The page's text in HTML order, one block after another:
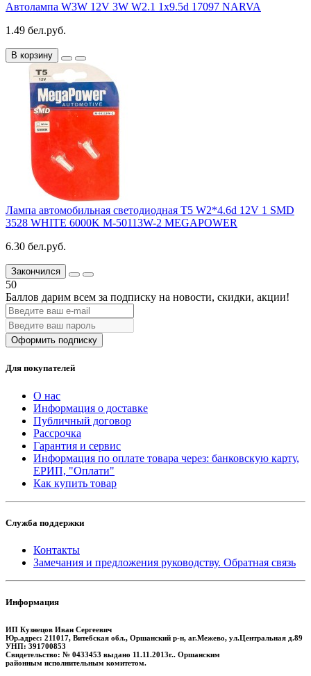
Автолампа W3W 12V 3W W2.1 1x9.5d 17097 NARVA
1.49 бел.руб.
В корзину
Лампа автомобильная светодиодная T5 W2*4.6d 12V 1 SMD
3528 WHITE 6000K M-50113W-2 MEGAPOWER
6.30 бел.руб.
Закончился
50
Баллов дарим всем за подписку на новости, скидки, акции!
Оформить подписку
Для покупателей
О нас
Информация о доставке
Публичный договор
Рассрочка
Гарантия и сервис
Информация по оплате товара через: банковскую карту,
ЕРИП, "Оплати"
Как купить товар
Служба поддержки
Контакты
Замечания и предложения руководству. Обратная связь
Информация
ИП Кузнецов Иван Сергеевич
Юр.адрес: 211017, Витебская обл., Оршанский р-н, аг.Межево, ул.Центральная д.89
УНП: 391700853
Свидетельство: № 0433453 выдано 11.11.2013г.. Оршанским
районным исполнительным комитетом.